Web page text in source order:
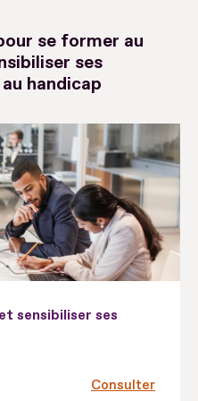
se former au
ses
handicap
sensibiliser ses
Consulter